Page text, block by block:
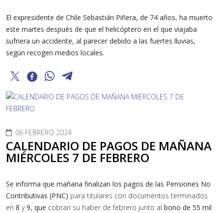
El expresidente de Chile Sebastián Piñera, de 74 años, ha muerto
este martes después de que el helicóptero en el que viajaba
sufriera un accidente, al parecer debido a las fuertes lluvias,
según recogen medios locales.
06 FEBRERO 2024
CALENDARIO DE PAGOS DE MAÑANA
MIÉRCOLES 7 DE FEBRERO
Se informa que mañana finalizan los pagos de las Pensiones No
Contributivas (PNC) para titulares con documentos terminados
en 8 y9, que cobran su haber de febrero junto al bono de 55 mil